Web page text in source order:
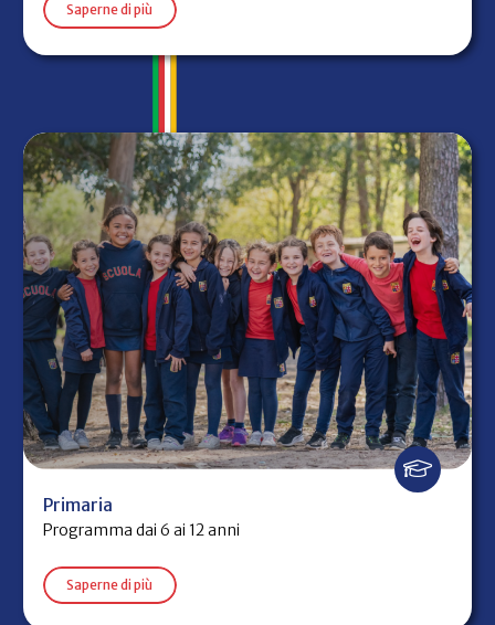
Saperne di più
Primaria
Programma dai 6 ai 12 anni
Saperne di più